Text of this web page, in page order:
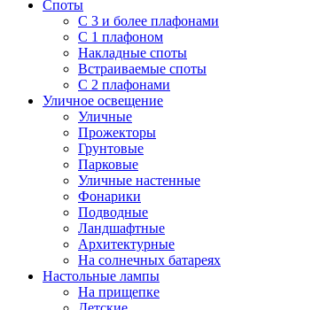
Споты
С 3 и более плафонами
С 1 плафоном
Накладные споты
Встраиваемые споты
С 2 плафонами
Уличное освещение
Уличные
Прожекторы
Грунтовые
Парковые
Уличные настенные
Фонарики
Подводные
Ландшафтные
Архитектурные
На солнечных батареях
Настольные лампы
На прищепке